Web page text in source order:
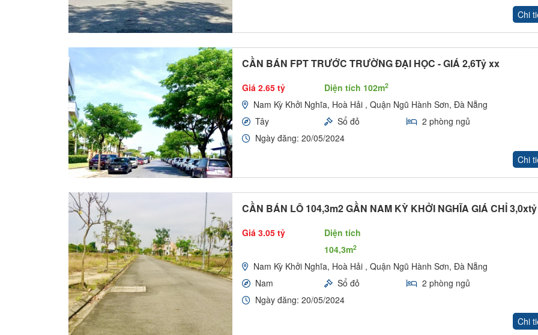
Chi
CẦN BÁN FPT TRƯỚC TRƯỜNG ĐẠI HỌC - GIÁ 2,6Tỷ xx
Giá 2.65 tỷ Diện tích 102m2
Nam Kỳ Khởi Nghĩa, Hoà Hải , Quận Ngũ Hành Sơn, Đà Nẵng
Tây
Sổ đỏ
2 phòng ngủ
Ngày đăng: 20/05/2024
Chi
CẦN BÁN LÔ 104,3m2 GẦN NAM KỲ KHỞI NGHĨA GIÁ CHỈ 3,0xtỷ
Giá 3.05 tỷ
Diện tích
104,3m2
Nam Kỳ Khởi Nghĩa, Hoà Hải , Quận Ngũ Hành Sơn, Đà Nẵng
Nam
Sổ đỏ
2 phòng ngủ
Ngày đăng: 20/05/2024
Chi